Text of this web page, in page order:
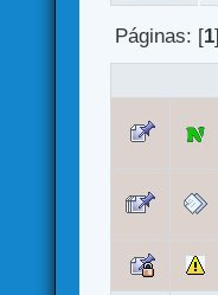
Páginas: [1]